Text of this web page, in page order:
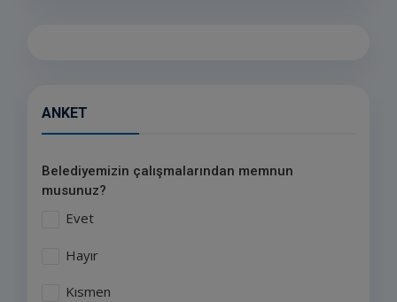
ANKET
Belediyemizin çalışmalarından memnun
musunuz?
Evet
Hayır
Kısmen